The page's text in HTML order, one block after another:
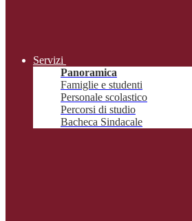
Servizi
Panoramica
Famiglie e studenti
Personale scolastico
Percorsi di studio
Bacheca Sindacale